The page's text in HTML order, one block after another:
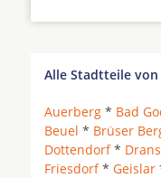
Alle Stadtteile von
Auerberg * Bad
Beuel * Brüser
Dottendorf*
Friesdorf* Geislar